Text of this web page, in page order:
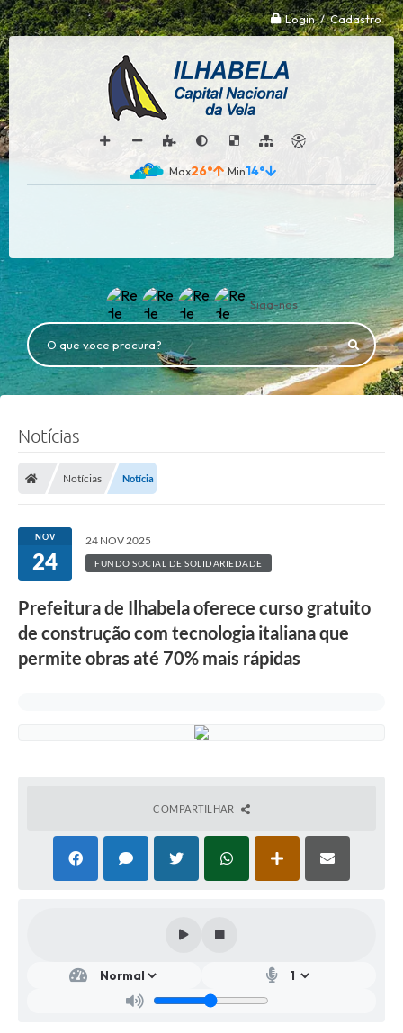
Login / Cadastro
26° 14°
Siga-nos
O que voce procura?
Notícias
Notícias Notícia
NOV
24
24 NOV 2025
FUNDO SOCIAL DE SOLIDARIEDADE
Prefeitura de Ilhabela oferece curso gratuito
de construção com tecnologia italiana que
permite obras até 70% mais rápidas
COMPARTILHAR